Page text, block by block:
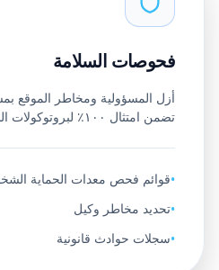
فحوصات السلامة
أزل المسؤولية ومخاطر الموقع
تضمن امتثال ١٠٠٪ لبروتوكولات السلامة والمعايير القانونية.
•قوائم فحص معدات الحماية
•تحديد مخاطر وكيل
•سجلات حوادث قانونية